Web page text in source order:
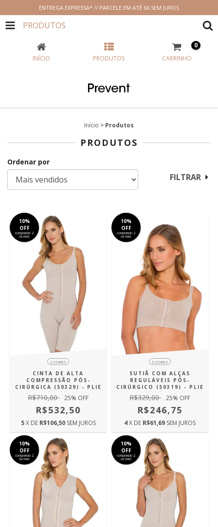
ENTREGA EXPRESSA* // PARCELE EM ATÉ 6X SEM JUROS
PRODUTOS
INÍCIO PRODUTOS CARRINHO
0
Início > Produtos
PRODUTOS
Ordenar por
FILTRAR
10%
OFF
comprando 2
ou mais
2 CORES
CINTA DE ALTA
COMPRESSÃO PÓS-
CIRÚRGICA (50329) - PLIE
R$710,00 25% OFF
R$532,50
5 X DE R$106,50 SEM JUROS
10%
OFF
comprando 2
ou mais
2 CORES
SUTIÃ COM ALÇAS
REGULÁVEIS PÓS-
CIRÚRGICO (50319) - PLIE
R$329,00 25% OFF
R$246,75
4X DE R$61,69 SEM JUROS
10%
OFF
comprando 2
ou mais
10%
OFF
comprando 2
ou mais